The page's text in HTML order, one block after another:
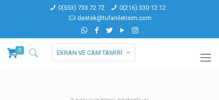
0(553) 733 72 72
0(216) 330 12 12
destek@tufaniletisim.com
0 EKRAN VE CAM TAMİRİ